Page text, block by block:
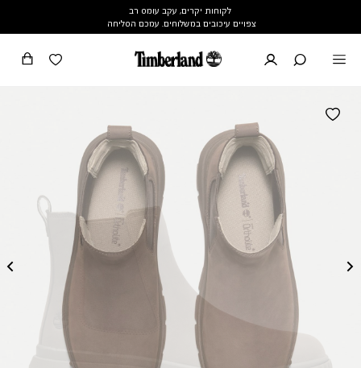
לקוחות יקרים, עקב עומס רב
צפויים עיכובים במשלוחים. עמכם הסליחה